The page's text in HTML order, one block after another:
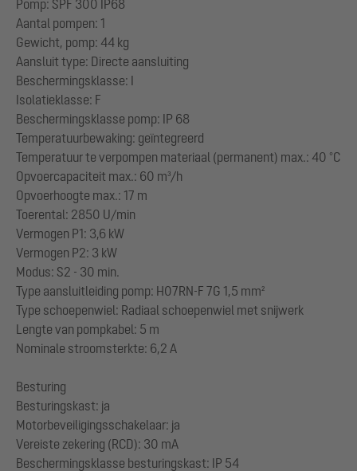
Pomp: SPF 300 IP68
Aantal pompen: 1
Gewicht, pomp: 44 kg
Aansluit type: Directe aansluiting
Beschermingsklasse: I
Isolatieklasse: F
Beschermingsklasse pomp: IP 68
Temperatuurbewaking: geïntegreerd
Temperatuur te verpompen materiaal (permanent) max.: 40 °C
Opvoercapaciteit max.: 60 m³/h
Opvoerhoogte max.: 17 m
Toerental: 2850 U/min
Vermogen P1: 3,6 kW
Vermogen P2: 3 kW
Modus: S2 - 30 min.
Type aansluitleiding pomp: H07RN-F 7G 1,5 mm²
Type schoepenwiel: Radiaal schoepenwiel met snijwerk
Lengte van pompkabel: 5 m
Nominale stroomsterkte: 6,2 A
Besturing
Besturingskast: ja
Motorbeveiligingsschakelaar: ja
Vereiste zekering (RCD): 30 mA
Beschermingsklasse besturingskast: IP 54